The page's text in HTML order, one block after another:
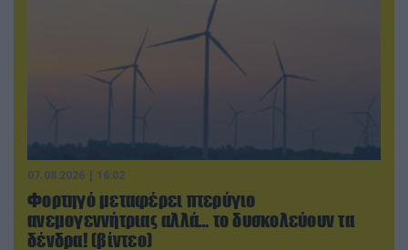
07.08.2026 | 16:02
Φορτηγό μεταφέρει πτερύγιο
ανεμογεννήτριας αλλά… το δυσκολεύουν τα
δένδρα! (βίντεο)